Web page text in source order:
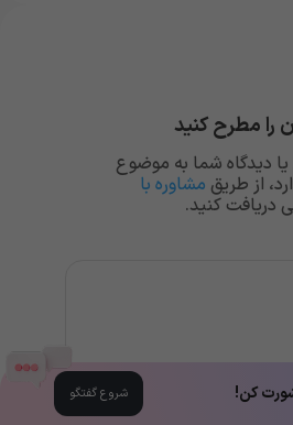
را مطرح کنید
دیدگاه شما به موضوع
از طریق مشاوره با
دریافت کنید.
کن! شروع گفتگو